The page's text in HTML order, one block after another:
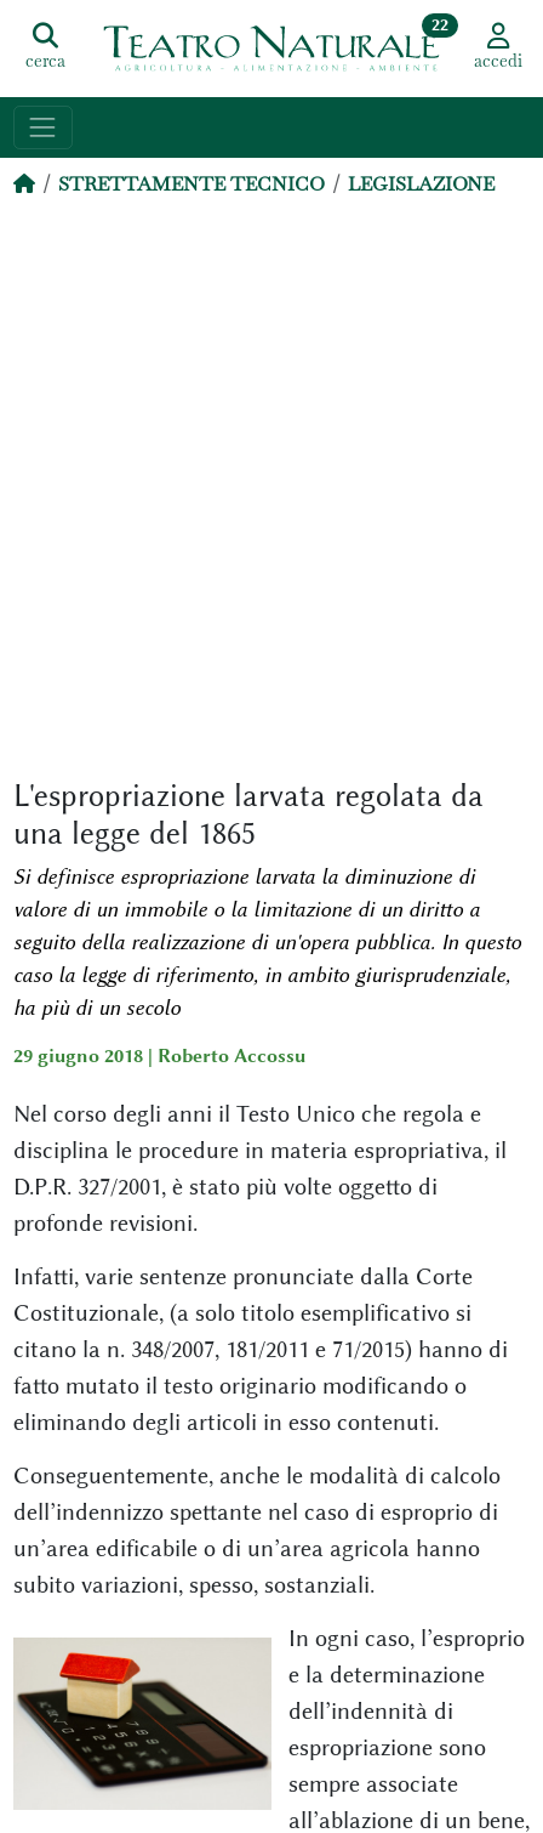
cerca
22
accedi
STRETTAMENTE TECNICO LEGISLAZIONE
L'espropriazione larvata regolata da
una legge del 1865
Si definisce espropriazione larvata la diminuzione di
valore di un immobile o la limitazione di un diritto a
seguito della realizzazione di un'opera pubblica. In questo
caso la legge di riferimento, in ambito giurisprudenziale,
ha più di un secolo
29 giugno 2018 | Roberto Accossu
Nel corso degli anni il Testo Unico che regola e
disciplina le procedure in materia espropriativa, il
D.P.R. 327/2001, è stato più volte oggetto di
profonde revisioni.
Infatti, varie sentenze pronunciate dalla Corte
Costituzionale, (a solo titolo esemplificativo si
citano la n. 348/2007, 181/2011 e 71/2015) hanno di
fatto mutato il testo originario modificando o
eliminando degli articoli in esso contenuti.
Conseguentemente, anche le modalità di calcolo
dell’indennizzo spettante nel caso di esproprio di
un’area edificabile o di un’area agricola hanno
subito variazioni, spesso, sostanziali.
In ogni caso, l’esproprio
e la determinazione
dell’indennità di
espropriazione sono
sempre associate
all’ablazione di un bene,